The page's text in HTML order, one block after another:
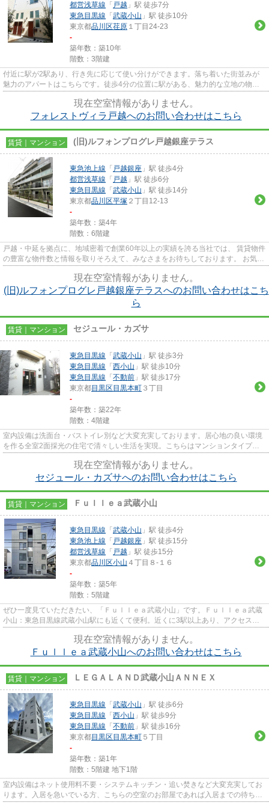
都営浅草線 「 戸越 」駅 徒歩7分
東急目黒線 「 武蔵小山 」駅 徒歩10分
東京都品川区荏原 １丁目24-23
-
築年数：築10年
階数：3階建
付近に駅が2駅あり、行き先に応じて使い分けができます。落ち着いた街並みが
魅力のアパートはこちらです。徒歩4分の位置に駅がある、魅力的な立地の物件
現在空室情報がありません。
フォレストヴィラ戸越へのお問い合わせはこちら
賃貸｜マンション (旧)ルフォンプログレ戸越銀座テラス
東急池上線 「 戸越銀座 」駅 徒歩4分
都営浅草線 「 戸越 」駅 徒歩6分
東急目黒線 「 武蔵小山 」駅 徒歩14分
東京都品川区平塚 ２丁目12-13
-
築年数：築4年
階数：6階建
戸越・中延を拠点に、地域密着で創業60年以上の実績を誇る当社では、 賃貸物件
の豊富な物件数と情報を取りそろえて、みなさまをお待ちしております。 お気軽
現在空室情報がありません。
(旧)ルフォンプログレ戸越銀座テラスへのお問い合わせはこち
ら
賃貸｜マンション セジュール・カズサ
東急目黒線 「 武蔵小山 」駅 徒歩3分
東急目黒線 「 西小山 」駅 徒歩10分
東急目黒線 「 不動前 」駅 徒歩17分
東京都目黒区 目黒本町 ３丁目
-
築年数：築22年
階数：4階建
室内設備は洗面台・バストイレ別など大変充実しております。居心地の良い環境
を作る全室2面採光の住宅で清々しい生活を実現。こちらはマンションタイプに
現在空室情報がありません。
セジュール・カズサへのお問い合わせはこちら
賃貸｜マンション Ｆｕｌｌｅａ武蔵小山
東急目黒線 「 武蔵小山 」駅 徒歩4分
東急池上線 「 戸越銀座 」駅 徒歩15分
都営浅草線 「 戸越 」駅 徒歩15分
東京都品川区小山 ４丁目８-１６
-
築年数：築5年
階数：5階建
ぜひ一度見ていただきたい、「Ｆｕｌｌｅａ武蔵小山」です。Ｆｕｌｌｅａ武蔵
小山：東急目黒線武蔵小山駅にも近くて便利。近くに3駅以上あり、アクセスが
現在空室情報がありません。
Ｆｕｌｌｅａ武蔵小山へのお問い合わせはこちら
賃貸｜マンション ＬＥＧＡＬＡＮＤ武蔵小山ＡＮＮＥＸ
東急目黒線 「 武蔵小山 」駅 徒歩6分
東急目黒線 「 西小山 」駅 徒歩9分
東急目黒線 「 不動前 」駅 徒歩16分
東京都目黒区 目黒本町 ５丁目
-
築年数：築1年
階数：5階建 地下1階
室内設備はネット使用料不要・システムキッチン・追い焚きなど大変充実してお
ります。入居を急いでいる方、こちらの空室のお部屋であれば入居までの待ち時